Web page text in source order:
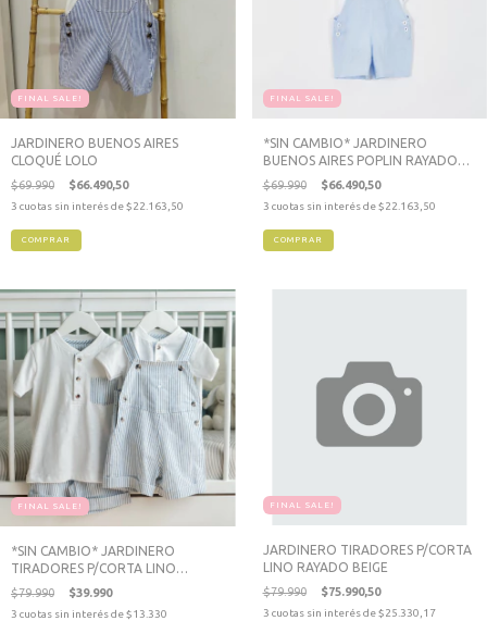
FINAL SALE!
JARDINERO BUENOS AIRES
CLOQUÉ LOLO
$69.990 $66.490,50
3 cuotas sin interés de$22.163,50
COMPRAR
FINAL SALE!
*SIN CAMBIO* JARDINERO
BUENOS AIRES POPLIN RAYADO
CELESTE
$69.990 $66.490,50
3 cuotas sin interés de$22.163,50
COMPRAR
FINAL SALE!
*SIN CAMBIO* JARDINERO
TIRADORES P/CORTA LINO
RAYADO TOMI
$79.990 $39.990
3 cuotas sin interés de$13.330
FINAL SALE!
JARDINERO TIRADORES P/CORTA
LINO RAYADO BEIGE
$79.990 $75.990,50
3 cuotas sin interés de$25.330,17